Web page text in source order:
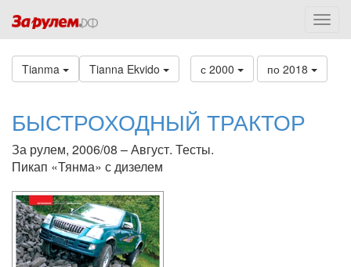
Tianma Tianna Ekvido с 2000 по 2018
БЫСТРОХОДНЫЙ ТРАКТОР
За рулем, 2006/08 – Август. Тесты.
Пикап «Тянма» с дизелем